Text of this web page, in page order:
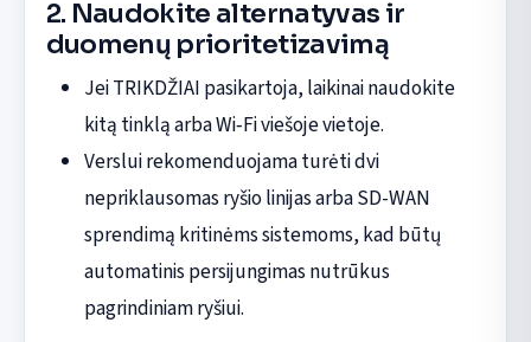
2. Naudokite alternatyvas ir
duomenų prioritetizavimą
Jei TRIKDŽIAI pasikartoja, laikinai naudokite
kitą tinklą arba Wi‑Fi viešoje vietoje.
Verslui rekomenduojama turėti dvi
nepriklausomas ryšio linijas arba SD-WAN
sprendimą kritinėms sistemoms, kad būtų
automatinis persijungimas nutrūkus
pagrindiniam ryšiui.